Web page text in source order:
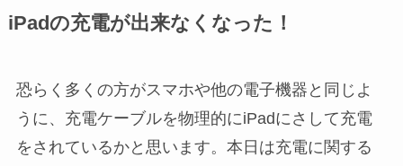
iPadの充電が出来なくなった！
恐らく多くの方がスマホや他の電子機器と同じよ
うに、充電ケーブルを物理的にiPadにさして充電
をされているかと思います。本日は充電に関する